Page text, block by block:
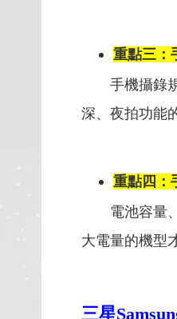
重點三：
手機攝錄規
深、夜拍功能
重點四：
電池容量、
大電量的機型
三星